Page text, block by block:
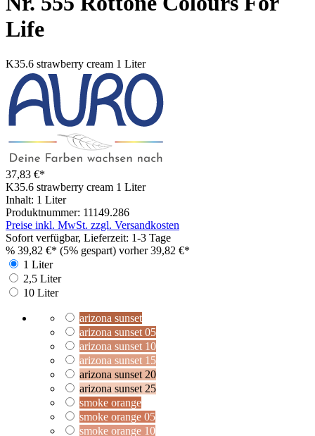
Life
K35.6 strawberry cream 1 Liter
37,83 €*
K35.6 strawberry cream 1 Liter
Inhalt: 1 Liter
Produktnummer: 11149.286
Preise inkl. MwSt. zzgl. Versandkosten
Sofort verfügbar, Lieferzeit: 1-3 Tage
% 39,82 €* (5% gespart) vorher 39,82 €*
1 Liter
2,5 Liter
10 Liter
arizona sunset
arizona sunset 05
arizona sunset 10
arizona sunset 15
arizona sunset 20
arizona sunset 25
smoke orange
smoke orange 05
smoke orange 10